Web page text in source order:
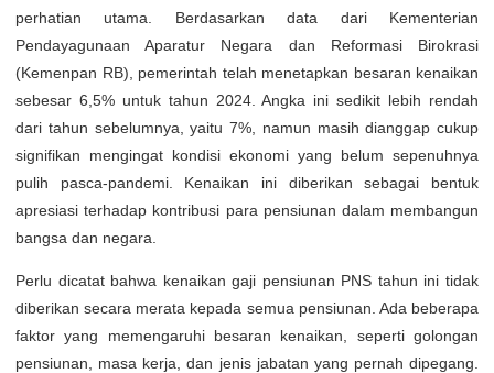
perhatian utama. Berdasarkan data dari Kementerian
Pendayagunaan Aparatur Negara dan Reformasi Birokrasi
(Kemenpan RB), pemerintah telah menetapkan besaran kenaikan
sebesar 6,5% untuk tahun 2024. Angka ini sedikit lebih rendah
dari tahun sebelumnya, yaitu 7%, namun masih dianggap cukup
signifikan mengingat kondisi ekonomi yang belum sepenuhnya
pulih pasca-pandemi. Kenaikan ini diberikan sebagai bentuk
apresiasi terhadap kontribusi para pensiunan dalam membangun
bangsa dan negara.
Perlu dicatat bahwa kenaikan gaji pensiunan PNS tahun ini tidak
diberikan secara merata kepada semua pensiunan. Ada beberapa
faktor yang memengaruhi besaran kenaikan, seperti golongan
pensiunan, masa kerja, dan jenis jabatan yang pernah dipegang.